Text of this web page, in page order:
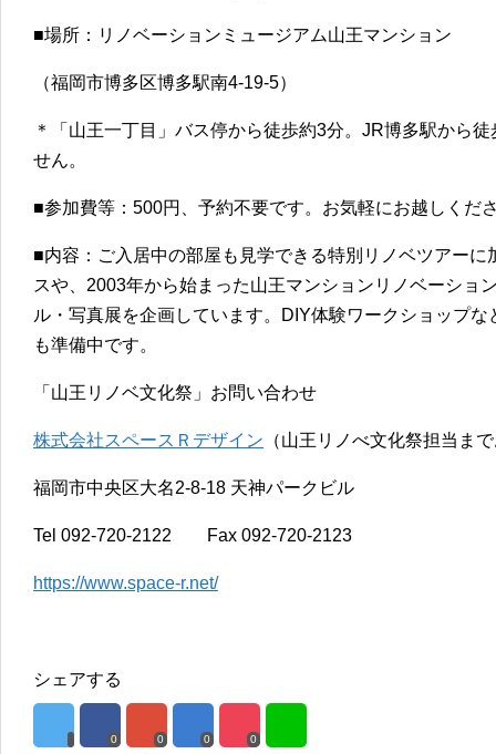
■場所：リノベーションミュージアム山王マンション
（福岡市博多区博多駅南4-19-5）
＊「山王一丁目」バス停から徒歩約3分。JR博多駅から
せん。
■参加費等：500円、予約不要です。お気軽にお越しくだ
■内容：ご入居中の部屋も見学できる特別リノベツアー
スや、2003年から始まった山王マンションリノベーショ
ル・写真展を企画しています。DIY体験ワークショップ
も準備中です。
「山王リノベ文化祭」お問い合わせ
株式会社スペースＲデザイン （山王リノべ文化祭担当ま
福岡市中央区大名2-8-18 天神パークビル
Tel 092-720-2122 Fax 092-720-2123
https://www.space-r.net/
シェアする
0 0 0 0